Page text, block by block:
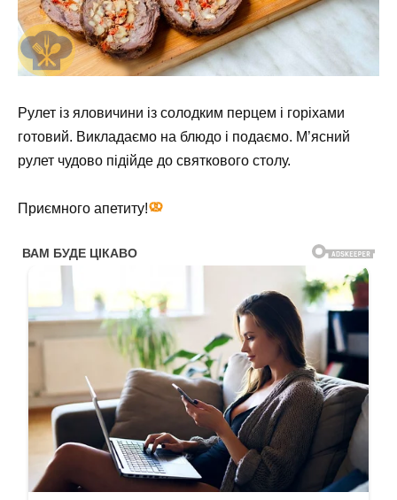
Рулет із яловичини із солодким перцем і горіхами
готовий. Викладаємо на блюдо і подаємо. М’ясний
рулет чудово підійде до святкового столу.
Приємного апетиту!